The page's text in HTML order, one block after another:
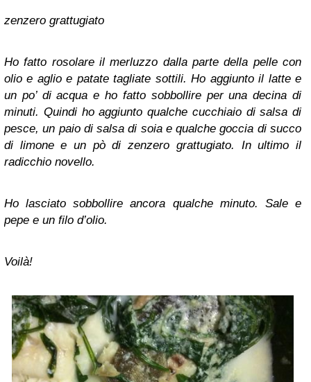
zenzero grattugiato
Ho fatto rosolare il merluzzo dalla parte della pelle con
olio e aglio e patate tagliate sottili. Ho aggiunto il latte e
un po’ di acqua e ho fatto sobbollire per una decina di
minuti. Quindi ho aggiunto qualche cucchiaio di salsa di
pesce, un paio di salsa di soia e qualche goccia di succo
di limone e un pò di zenzero grattugiato. In ultimo il
radicchio novello.
Ho lasciato sobbollire ancora qualche minuto. Sale e
pepe e un filo d’olio.
Voilà!